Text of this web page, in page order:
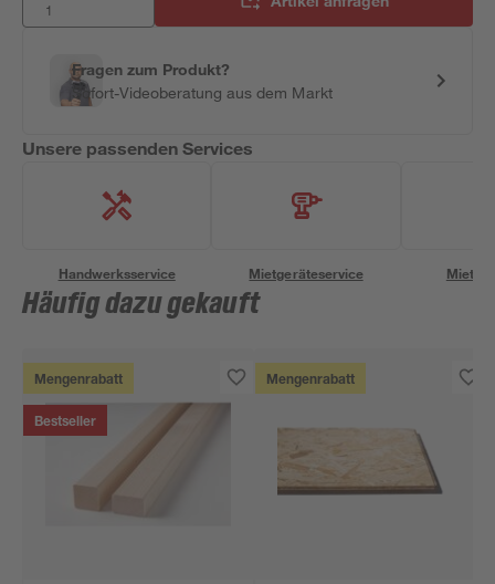
Fragen zum Produkt?
Sofort-Videoberatung aus dem Markt
Unsere passenden Services
Handwerksservice Mietgeräteservice
Häufig dazu gekauft
Mengenrabatt
Bestseller
Mengenrabatt